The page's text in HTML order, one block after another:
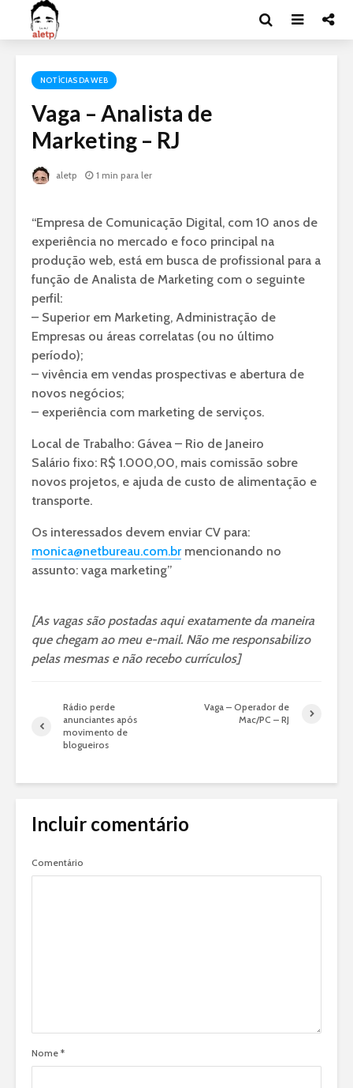
NOTÍCIAS DA WEB
Vaga – Analista de
Marketing – RJ
aletp 1 min para ler
“Empresa de Comunicação Digital, com 10 anos de
experiência no mercado e foco principal na
produção web, está em busca de profissional para a
função de Analista de Marketing com o seguinte
perfil:
– Superior em Marketing, Administração de
Empresas ou áreas correlatas (ou no último
período);
– vivência em vendas prospectivas e abertura de
novos negócios;
– experiência com marketing de serviços.
Local de Trabalho: Gávea – Rio de Janeiro
Salário fixo: R$ 1.000,00, mais comissão sobre
novos projetos, e ajuda de custo de alimentação e
transporte.
Os interessados devem enviar CV para:
monica@netbureau.com.br mencionando no
assunto: vaga marketing”
[As vagas são postadas aqui exatamente da maneira
que chegam ao meu e-mail. Não me responsabilizo
pelas mesmas e não recebo currículos]
Rádio perde
anunciantes após
movimento de
blogueiros
Vaga – Operador de
Mac/PC – RJ
Incluir comentário
Comentário
Nome *